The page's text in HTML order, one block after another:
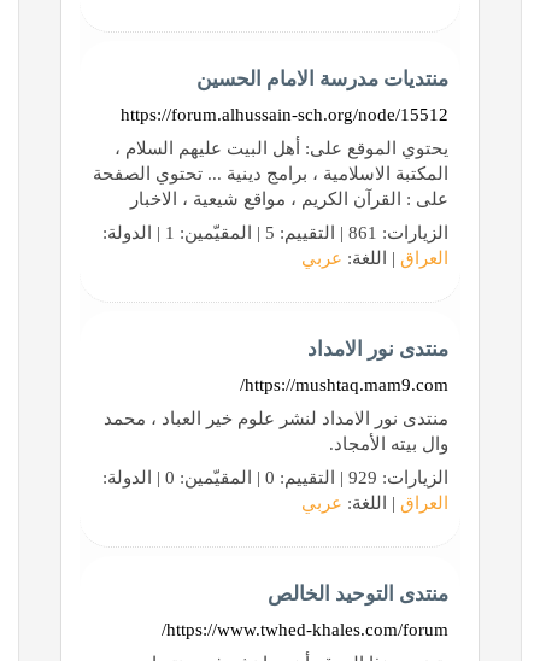
منتديات مدرسة الامام الحسين
https://forum.alhussain-sch.org/node/15512
يحتوي الموقع على: أهل البيت عليهم السلام ،
المكتبة الاسلامية ، برامج دينية ... تحتوي الصفحة
على : القرآن الكريم ، مواقع شيعية ، الاخبار
الزيارات: 861 | التقييم: 5 | المقيّمين: 1 | الدولة:
العراق | اللغة: عربي
منتدى نور الامداد
https://mushtaq.mam9.com/
منتدى نور الامداد لنشر علوم خير العباد ، محمد
وال بيته الأمجاد.
الزيارات: 929 | التقييم: 0 | المقيّمين: 0 | الدولة:
العراق | اللغة: عربي
منتدى التوحيد الخالص
https://www.twhed-khales.com/forum/